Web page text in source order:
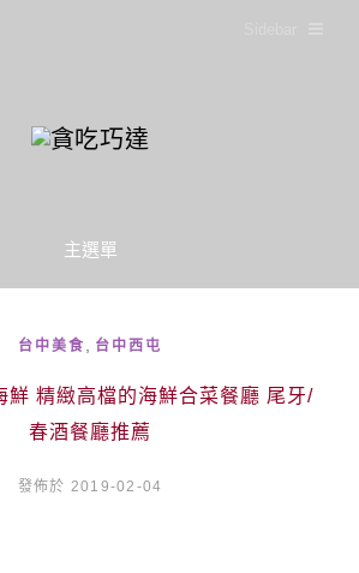
主選單
台中美食 台中西屯
鮮 精緻高檔的海鮮合菜餐廳 尾牙/
春酒餐廳推薦
發佈於 2019-02-04